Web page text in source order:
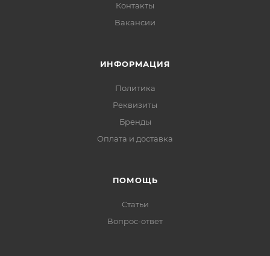
Контакты
Вакансии
ИНФОРМАЦИЯ
Политика
Реквизиты
Бренды
Оплата и доставка
ПОМОЩЬ
Статьи
Вопрос-ответ